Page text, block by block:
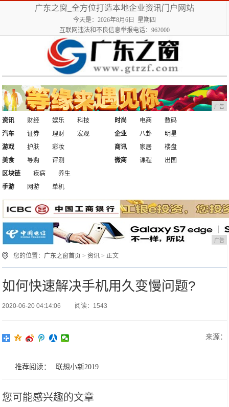
广东之窗_全方位打造本地企业资讯门户网站
今天是：2026年8月6日 星期四
互联网违法和不良信息举报电话：962000
广告
资讯 财经 娱乐
科技
汽车
证券 理财 宏观
时尚 电商
数码
企业
八卦
明星
游戏
护肤
彩妆
美食
导购 评测
商讯 家居
楼盘
微商
课程
出国
区块链
疾病
养生
手游
网游 单机
广告
您的位置： 广东之窗首页 >资讯 > 正文
如何快速解决手机用久变慢问题?
2020-06-20 04:14:06 阅读：1543
来源：
推荐阅读： 联想小新2019
您可能感兴趣的文章